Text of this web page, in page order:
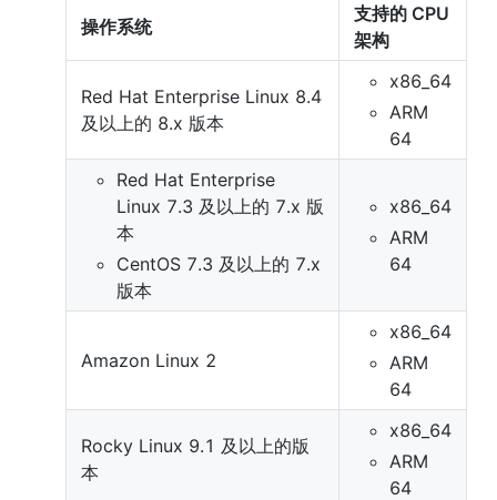
操作系统
支持的 CPU
架构
Red Hat Enterprise Linux 8.4
及以上的 8.x 版本
x86_64
ARM
64
Red Hat Enterprise
Linux 7.3 及以上的 7.x 版
本
CentOS 7.3 及以上的 7.x
版本
x86_64
ARM
64
Amazon Linux 2
x86_64
ARM
64
Rocky Linux 9.1 及以上的版
本
x86_64
ARM
64